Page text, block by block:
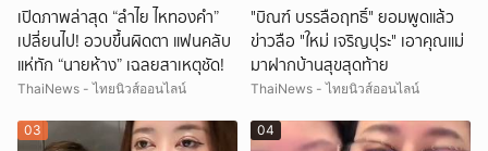
เปิดภาพล่าสุด “ลำไย ไหทองคำ”
เปลี่ยนไป! อวบขึ้นผิดตา แฟนคลับ
แห่ทัก “นายห้าง” เฉลยสาเหตุชัด!
ThaiNews - ไทยนิวส์ออนไลน์
"บิณฑ์ บรรลือฤทธิ์" ยอมพูดแล้ว
ข่าวลือ "ใหม่ เจริญปุระ" เอาคุณแม่
มาฝากบ้านสุขสุดท้าย
ThaiNews - ไทยนิวส์ออนไลน์
03 04